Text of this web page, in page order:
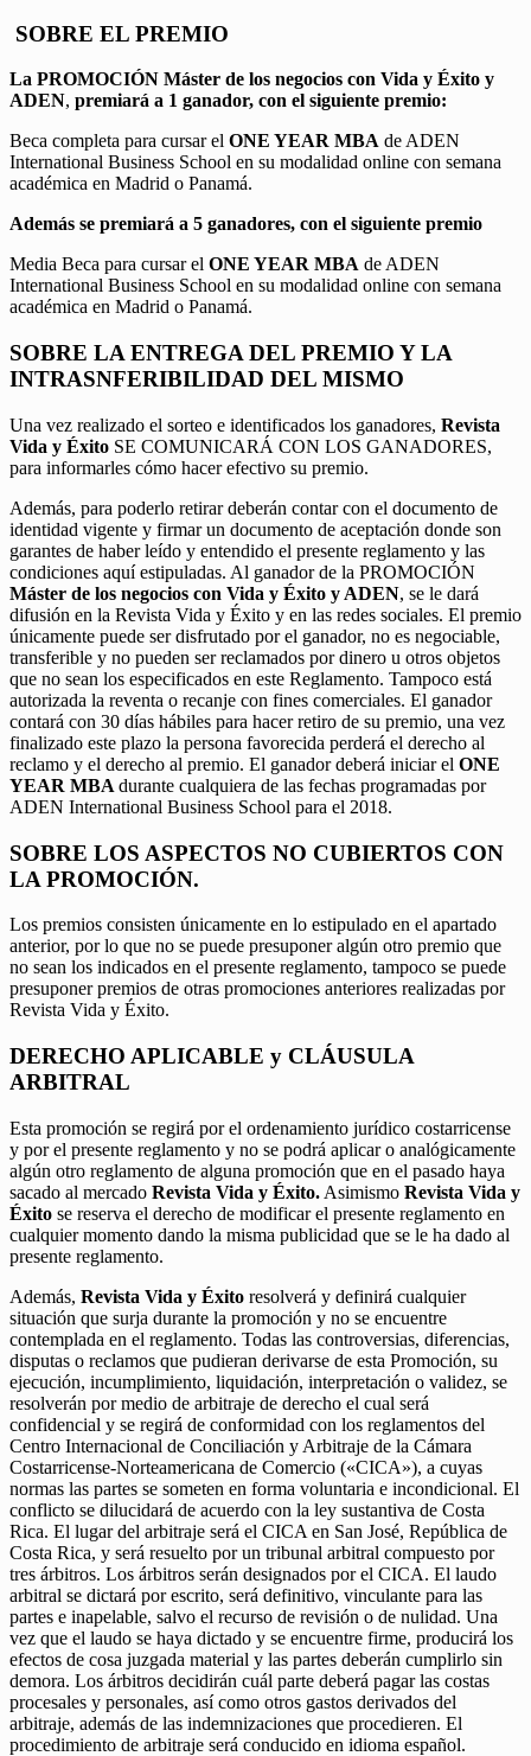
SOBRE EL PREMIO
La PROMOCIÓN Máster de los negocios con Vida y Éxito y
ADEN, premiará a 1 ganador, con el siguiente premio:
Beca completa para cursar el ONE YEAR MBA de ADEN
International Business School en su modalidad online con semana
académica en Madrid o Panamá.
Además se premiará a 5 ganadores, con el siguiente premio
Media Beca para cursar el ONE YEAR MBA de ADEN
International Business School en su modalidad online con semana
académica en Madrid o Panamá.
SOBRE LA ENTREGA DEL PREMIO Y LA
INTRASNFERIBILIDAD DEL MISMO
Una vez realizado el sorteo e identificados los ganadores, Revista
Vida y Éxito SE COMUNICARÁ CON LOS GANADORES,
para informarles cómo hacer efectivo su premio.
Además, para poderlo retirar deberán contar con el documento de
identidad vigente y firmar un documento de aceptación donde son
garantes de haber leído y entendido el presente reglamento y las
condiciones aquí estipuladas. Al ganador de la PROMOCIÓN
Máster de los negocios con Vida y Éxito y ADEN, se le dará
difusión en la Revista Vida y Éxito y en las redes sociales. El premio
únicamente puede ser disfrutado por el ganador, no es negociable,
transferible y no pueden ser reclamados por dinero u otros objetos
que no sean los especificados en este Reglamento. Tampoco está
autorizada la reventa o recanje con fines comerciales. El ganador
contará con 30 días hábiles para hacer retiro de su premio, una vez
finalizado este plazo la persona favorecida perderá el derecho al
reclamo y el derecho al premio. El ganador deberá iniciar el ONE
YEAR MBA durante cualquiera de las fechas programadas por
ADEN International Business School para el 2018.
SOBRE LOS ASPECTOS NO CUBIERTOS CON
LA PROMOCIÓN.
Los premios consisten únicamente en lo estipulado en el apartado
anterior, por lo que no se puede presuponer algún otro premio que
no sean los indicados en el presente reglamento, tampoco se puede
presuponer premios de otras promociones anteriores realizadas por
Revista Vida y Éxito.
DERECHO APLICABLE y CLÁUSULA
ARBITRAL
Esta promoción se regirá por el ordenamiento jurídico costarricense
y por el presente reglamento y no se podrá aplicar o analógicamente
algún otro reglamento de alguna promoción que en el pasado haya
sacado al mercado Revista Vida y Éxito. Asimismo Revista Vida y
Éxito se reserva el derecho de modificar el presente reglamento en
cualquier momento dando la misma publicidad que se le ha dado al
presente reglamento.
Además, Revista Vida y Éxito resolverá y definirá cualquier
situación que surja durante la promoción y no se encuentre
contemplada en el reglamento. Todas las controversias, diferencias,
disputas o reclamos que pudieran derivarse de esta Promoción, su
ejecución, incumplimiento, liquidación, interpretación o validez, se
resolverán por medio de arbitraje de derecho el cual será
confidencial y se regirá de conformidad con los reglamentos del
Centro Internacional de Conciliación y Arbitraje de la Cámara
Costarricense-Norteamericana de Comercio («CICA»), a cuyas
normas las partes se someten en forma voluntaria e incondicional. El
conflicto se dilucidará de acuerdo con la ley sustantiva de Costa
Rica. El lugar del arbitraje será el CICA en San José, República de
Costa Rica, y será resuelto por un tribunal arbitral compuesto por
tres árbitros. Los árbitros serán designados por el CICA. El laudo
arbitral se dictará por escrito, será definitivo, vinculante para las
partes e inapelable, salvo el recurso de revisión o de nulidad. Una
vez que el laudo se haya dictado y se encuentre firme, producirá los
efectos de cosa juzgada material y las partes deberán cumplirlo sin
demora. Los árbitros decidirán cuál parte deberá pagar las costas
procesales y personales, así como otros gastos derivados del
arbitraje, además de las indemnizaciones que procedieren. El
procedimiento de arbitraje será conducido en idioma español.